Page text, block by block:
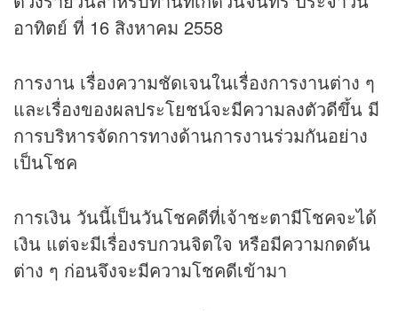
อาทิตย์ ที่ 16 สิงหาคม 2558
การงาน เรื่องความชัดเจนในเรื่องการงานต่าง ๆ
และเรื่องของผลประโยชน์จะมีความลงตัวดีขึ้น มี
การบริหารจัดการทางด้านการงานร่วมกันอย่าง
เป็นโชค
การเงิน วันนี้เป็นวันโชคดีที่เจ้าชะตามีโชคจะได้
เงิน แต่จะมีเรื่องรบกวนจิตใจ หรือมีความกดดัน
ต่าง ๆ ก่อนจึงจะมีความโชคดีเข้ามา